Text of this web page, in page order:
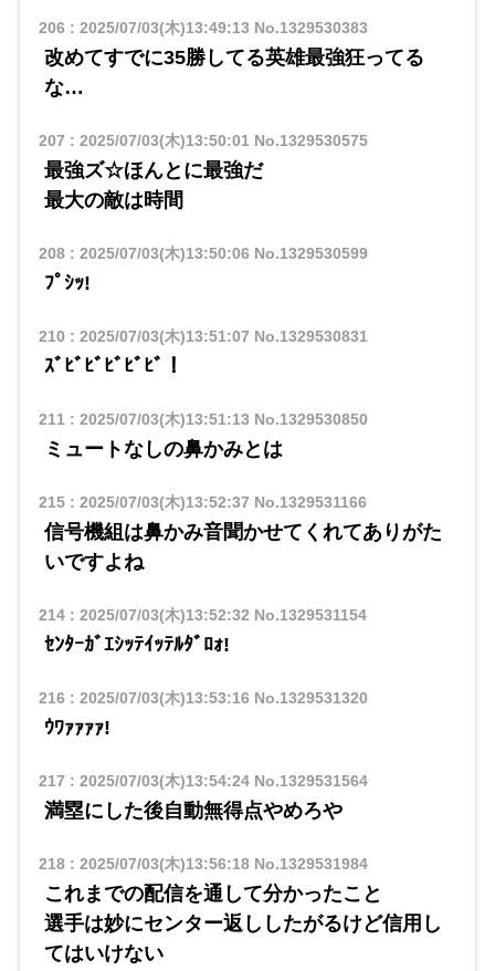
206 : 2025/07/03(木)13:49:13 No.1329530383
改めてすでに35勝してる英雄最強狂ってる
な…
207 : 2025/07/03(木)13:50:01 No.1329530575
最強ズ☆ほんとに最強だ
最大の敵は時間
208: 2025/07/03(木)13:50:06 No.1329530599
ﾌﾟｼｯ!
210 : 2025/07/03(木)13:51:07 No.1329530831
ｽﾞﾋﾞﾋﾞﾋﾞﾋﾞﾋﾞ！
211 : 2025/07/03(木)13:51:13 No.1329530850
ミュートなしの鼻かみとは
215: 2025/07/03(木)13:52:37 No.1329531166
信号機組は鼻かみ音聞かせてくれてありがた
いですよね
214: 2025/07/03(木)13:52:32 No.1329531154
ｾﾝﾀｰｶﾞｴｼｯﾃｲｯﾃﾙﾀﾞﾛｫ!
216 : 2025/07/03(木)13:53:16 No.1329531320
ｳﾜｧｧｧｧ!
217 : 2025/07/03(木)13:54:24No.1329531564
満塁にした後自動無得点やめろや
218: 2025/07/03(木)13:56:18No.1329531984
これまでの配信を通して分かったこと
選手は妙にセンター返ししたがるけど信用し
てはいけない